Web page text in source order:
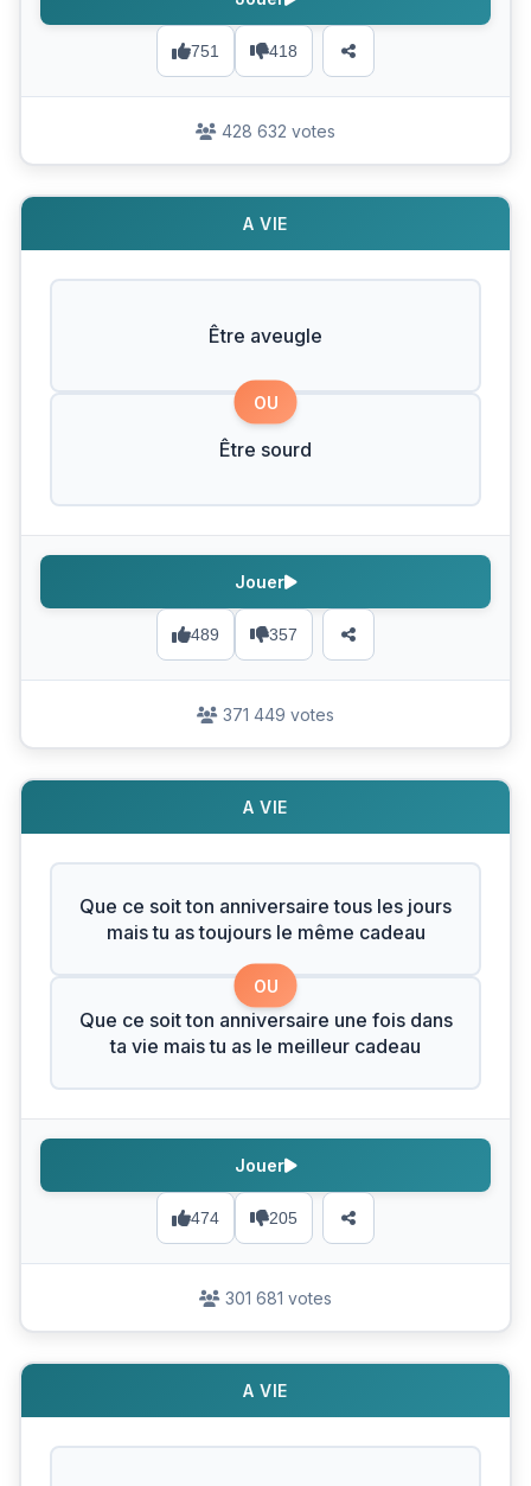
751 418
428 632 votes
A VIE
Être aveugle
OU
Être sourd
489 357
Jouer
371 449 votes
A VIE
Que ce soit ton anniversaire tous les jours
mais tu as toujours le même cadeau
OU
Que ce soit ton anniversaire une fois dans
ta vie mais tu as le meilleur cadeau
474 205
Jouer
301 681 votes
A VIE